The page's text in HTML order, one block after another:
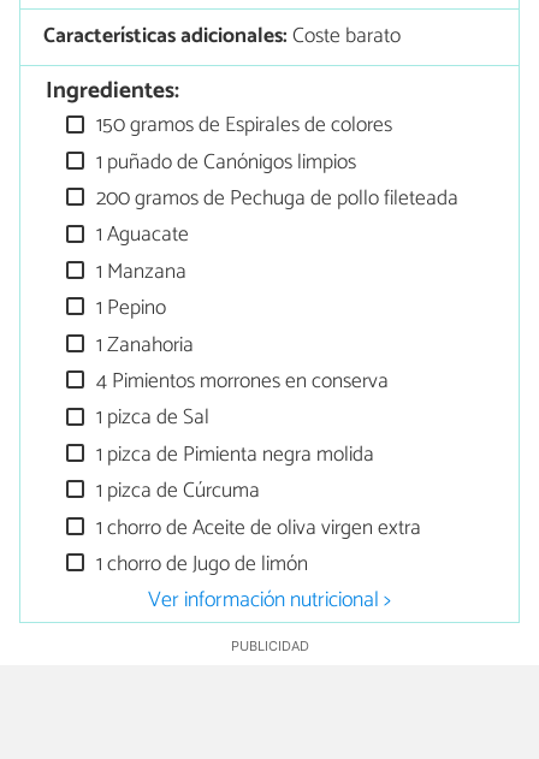
Características adicionales:Coste barato
Ingredientes:
150 gramos de Espirales de colores
1 puñado de Canónigos limpios
200 gramos de Pechuga de pollo fileteada
1 Aguacate
1 Manzana
1 Pepino
1 Zanahoria
4 Pimientos morrones en conserva
1 pizca de Sal
1 pizca de Pimienta negra molida
1 pizca de Cúrcuma
1 chorro de Aceite de oliva virgen extra
1 chorro de Jugo de limón
Ver información nutricional >